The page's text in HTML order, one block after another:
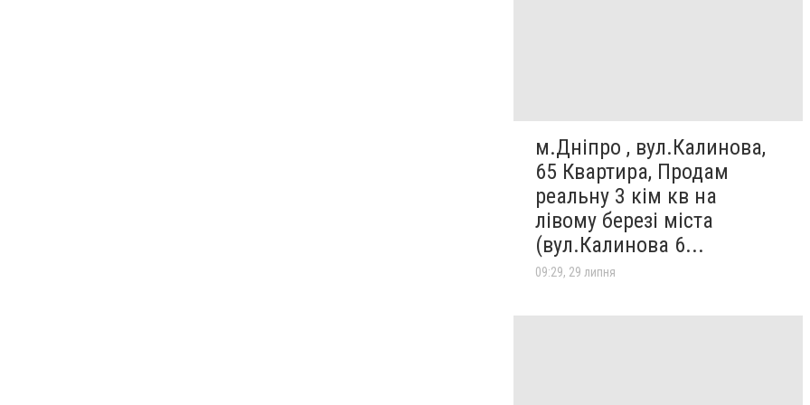
м.Дніпро , вул.Калинова,
65 Квартира, Продам
реальну 3 кім кв на
лівому березі міста
(вул.Калинова 6...
09:29, 29 липня